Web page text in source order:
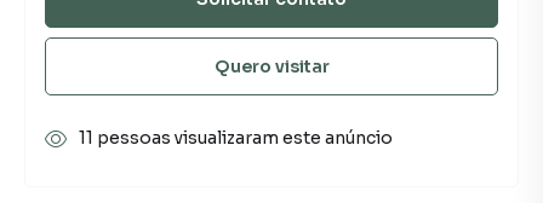
Quero visitar
11 pessoas visualizaram este anúncio